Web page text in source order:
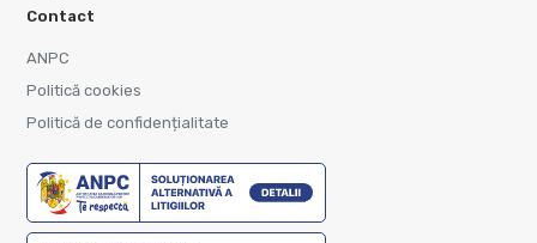
Contact
ANPC
Politică cookies
Politică de confidențialitate